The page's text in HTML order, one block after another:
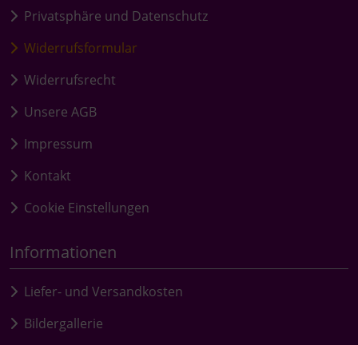
Privatsphäre und Datenschutz
Widerrufsformular
Widerrufsrecht
Unsere AGB
Impressum
Kontakt
Cookie Einstellungen
Informationen
Liefer- und Versandkosten
Bildergallerie